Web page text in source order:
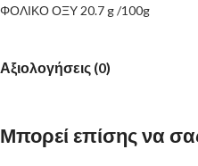
ΦΟΛΙΚΟ ΟΞΥ 20.7 g /100g
Αξιολογήσεις (0)
Μπορεί επίσης να